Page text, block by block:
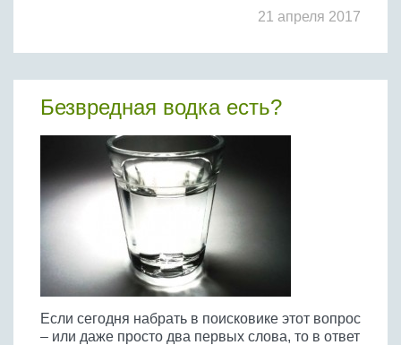
21 апреля 2017
Безвредная водка есть?
Если сегодня набрать в поисковике этот вопрос
– или даже просто два первых слова, то в ответ